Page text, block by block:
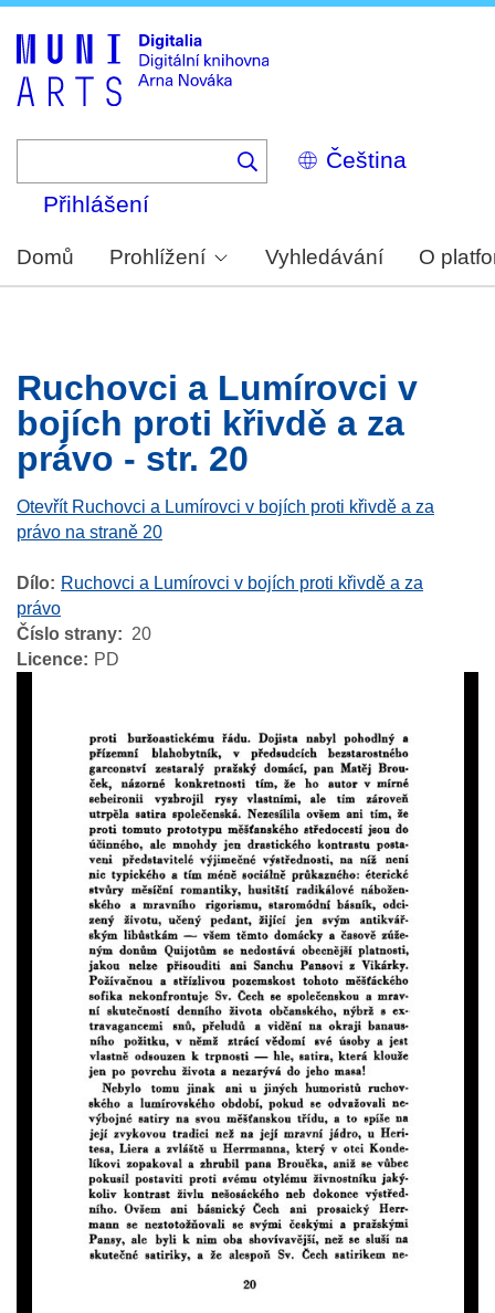
Select
your
Přihlášení
Domů Prohlížení Vyhledávání O
Ruchovci a Lumírovci v
bojích proti křivdě a za
právo - str. 20
Otevřít Ruchovci a Lumírovci v bojích proti křivdě a za
právo na straně 20
Dílo
Ruchovci a Lumírovci v bojích proti křivdě a za
právo
Číslo strany
20
Licence
PD